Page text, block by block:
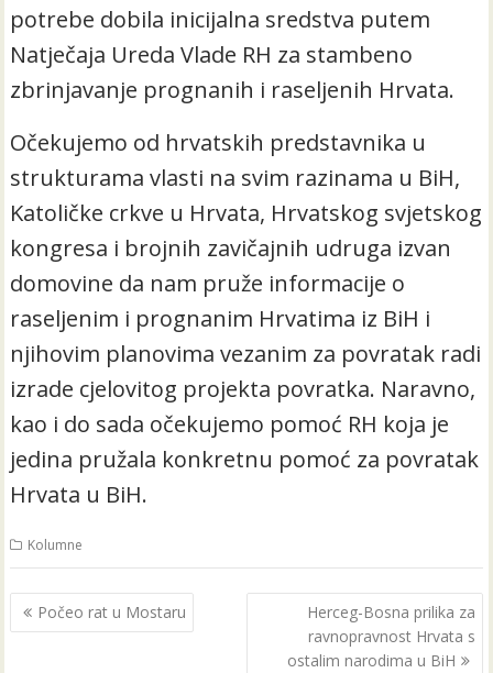
potrebe dobila inicijalna sredstva putem
Natječaja Ureda Vlade RH za stambeno
zbrinjavanje prognanih i raseljenih Hrvata.
Očekujemo od hrvatskih predstavnika u
strukturama vlasti na svim razinama u BiH,
Katoličke crkve u Hrvata, Hrvatskog svjetskog
kongresa i brojnih zavičajnih udruga izvan
domovine da nam pruže informacije o
raseljenim i prognanim Hrvatima iz BiH i
njihovim planovima vezanim za povratak radi
izrade cjelovitog projekta povratka. Naravno,
kao i do sada očekujemo pomoć RH koja je
jedina pružala konkretnu pomoć za povratak
Hrvata u BiH.
Kolumne
Navigacija
objava
Počeo rat u Mostaru
Herceg-Bosna prilika za
ravnopravnost Hrvata s
ostalim narodima u BiH